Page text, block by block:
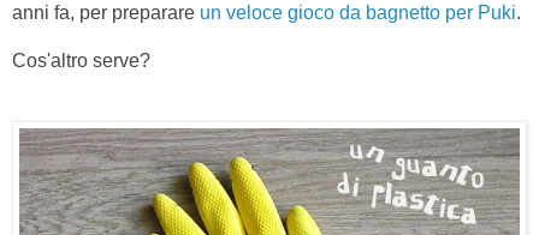
anni fa, per preparare un veloce gioco da bagnetto per Puki.
Cos'altro serve?